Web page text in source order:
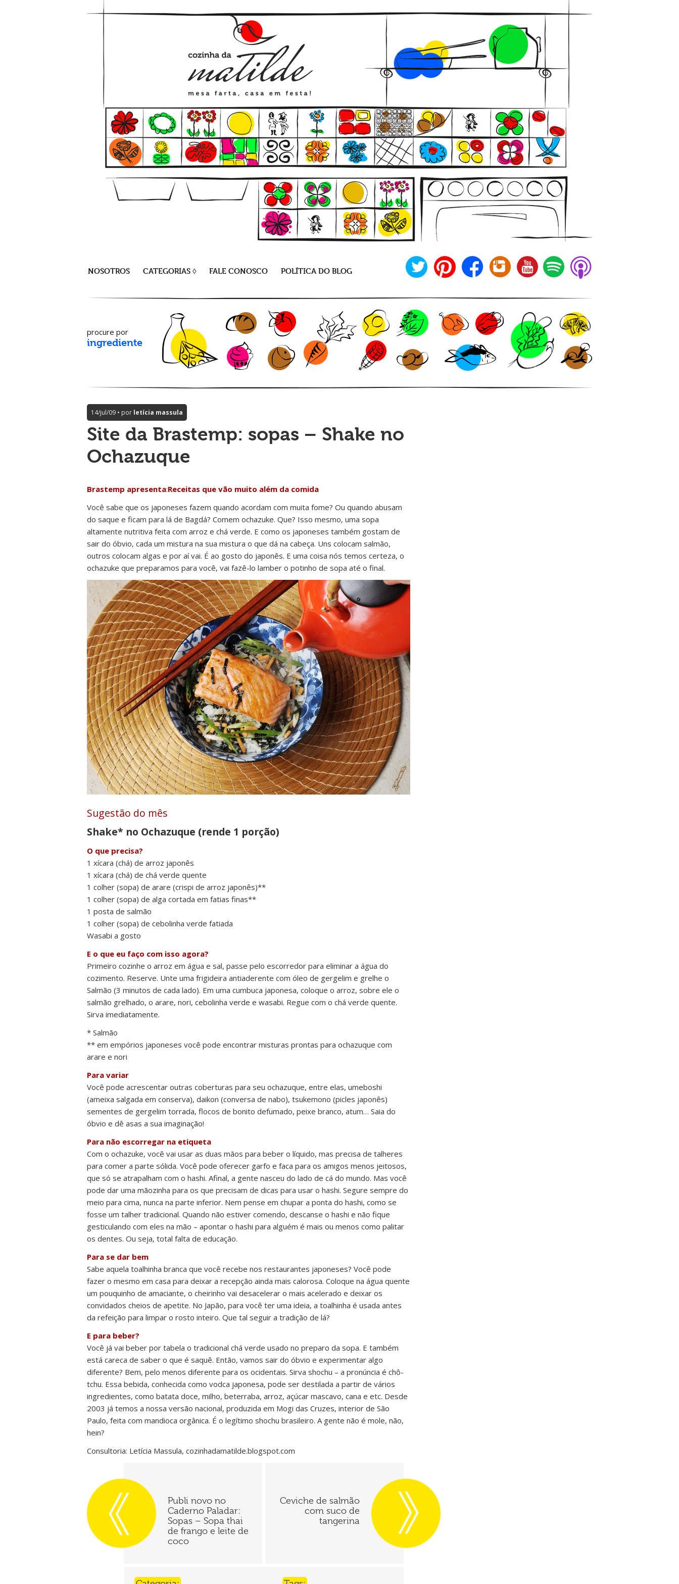
NOSOTROS CATEGORIAS ◊ FALE CONOSCO POLÍTICA DO BLOG
procure por
ingrediente
14/jul/09 • por letícia massula
Site da Brastemp: sopas – Shake no
Ochazuque
Brastemp apresenta:Receitas que vão muito além da comida
Você sabe que os japoneses fazem quando acordam com muita fome? Ou quando abusam
do saque e ficam para lá de Bagdá? Comem ochazuke. Que? Isso mesmo, uma sopa
altamente nutritiva feita com arroz e chá verde. E como os japoneses também gostam de
sair do óbvio, cada um mistura na sua mistura o que dá na cabeça. Uns colocam salmão,
outros colocam algas e por aí vai. É ao gosto do japonês. E uma coisa nós temos certeza, o
ochazuke que preparamos para você, vai fazê-lo lamber o potinho de sopa até o final.
Sugestão do mês
Shake* no Ochazuque (rende 1 porção)
O que precisa?
1 xícara (chá) de arroz japonês
1 xícara (chá) de chá verde quente
1 colher (sopa) de arare (crispi de arroz japonês)**
1 colher (sopa) de alga cortada em fatias finas**
1 posta de salmão
1 colher (sopa) de cebolinha verde fatiada
Wasabi a gosto
E o que eu faço com isso agora?
Primeiro cozinhe o arroz em água e sal, passe pelo escorredor para eliminar a água do
cozimento. Reserve. Unte uma frigideira antiaderente com óleo de gergelim e grelhe o
Salmão (3 minutos de cada lado). Em uma cumbuca japonesa, coloque o arroz, sobre ele o
salmão grelhado, o arare, nori, cebolinha verde e wasabi. Regue com o chá verde quente.
Sirva imediatamente.
* Salmão
** em empórios japoneses você pode encontrar misturas prontas para ochazuque com
arare e nori
Para variar
Você pode acrescentar outras coberturas para seu ochazuque, entre elas, umeboshi
(ameixa salgada em conserva), daikon (conversa de nabo), tsukemono (picles japonês)
sementes de gergelim torrada, flocos de bonito defumado, peixe branco, atum… Saia do
óbvio e dê asas a sua imaginação!
Para não escorregar na etiqueta
Com o ochazuke, você vai usar as duas mãos para beber o líquido, mas precisa de talheres
para comer a parte sólida. Você pode oferecer garfo e faca para os amigos menos jeitosos,
que só se atrapalham com o hashi. Afinal, a gente nasceu do lado de cá do mundo. Mas você
pode dar uma mãozinha para os que precisam de dicas para usar o hashi. Segure sempre do
meio para cima, nunca na parte inferior. Nem pense em chupar a ponta do hashi, como se
fosse um talher tradicional. Quando não estiver comendo, descanse o hashi e não fique
gesticulando com eles na mão – apontar o hashi para alguém é mais ou menos como palitar
os dentes. Ou seja, total falta de educação.
Para se dar bem
Sabe aquela toalhinha branca que você recebe nos restaurantes japoneses? Você pode
fazer o mesmo em casa para deixar a recepção ainda mais calorosa. Coloque na água quente
um pouquinho de amaciante, o cheirinho vai desacelerar o mais acelerado e deixar os
convidados cheios de apetite. No Japão, para você ter uma ideia, a toalhinha é usada antes
da refeição para limpar o rosto inteiro. Que tal seguir a tradição de lá?
E para beber?
Você já vai beber por tabela o tradicional chá verde usado no preparo da sopa. E também
está careca de saber o que é saquê. Então, vamos sair do óbvio e experimentar algo
diferente? Bem, pelo menos diferente para os ocidentais. Sirva shochu – a pronúncia é chô-
tchu. Essa bebida, conhecida como vodca japonesa, pode ser destilada a partir de vários
ingredientes, como batata doce, milho, beterraba, arroz, açúcar mascavo, cana e etc. Desde
2003 já temos a nossa versão nacional, produzida em Mogi das Cruzes, interior de São
Paulo, feita com mandioca orgânica. É o legítimo shochu brasileiro. A gente não é mole, não,
hein?
Consultoria: Letícia Massula, cozinhadamatilde.blogspot.com
Publi novo no
Caderno Paladar:
Sopas – Sopa thai
de frango e leite de
coco
Ceviche de salmão
com suco de
tangerina